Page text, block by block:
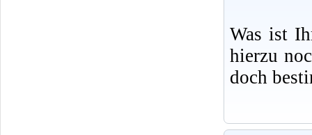
Was ist
hierzu
doch